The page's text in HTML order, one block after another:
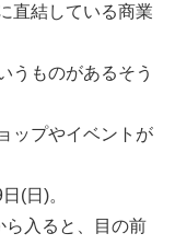
直結している商業
うものがあるそう
ップやイベントが
(日)。
ら入ると、目の前